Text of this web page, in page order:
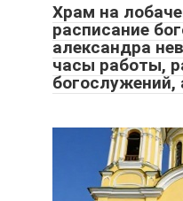
Храм на
расписание
александра
часы работы,
богослужений,